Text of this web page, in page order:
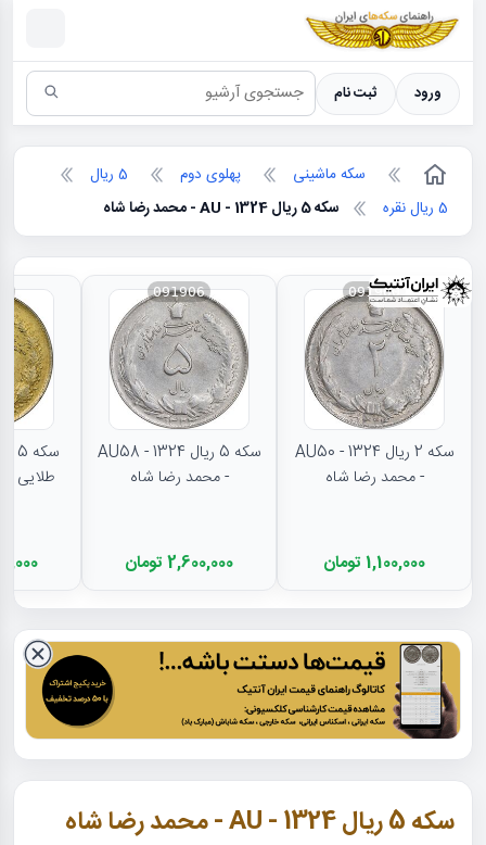
سکه ها ؛ راهنمای سکه شناسی
ورود ثبت نام
سکه ماشینی پهلوی دوم
5 ریال
5 ریال نقره
سکه 5 ریال 1324 - AU - محمد رضا شاه
091900
سکه 2 ریال 1324 - AU50
- محمد رضا شاه
1,100,000 تومان
091906
سکه 5 ریال 1324 - AU58
- محمد رضا شاه
2,600,000 تومان
طلایی
سکه 5 ریال 1324 - AU - محمد رضا شاه